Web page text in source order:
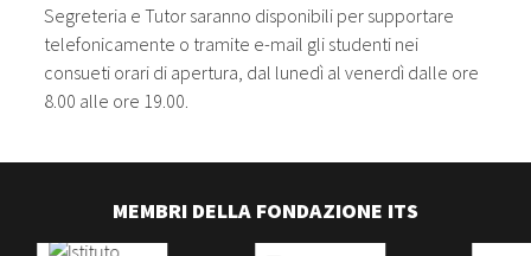
Segreteria e Tutor saranno disponibili per supportare
telefonicamente o tramite e-mail gli studenti nei
consueti orari di apertura, dal lunedì al venerdì dalle ore
8.00 alle ore 19.00.
MEMBRI DELLA FONDAZIONE ITS